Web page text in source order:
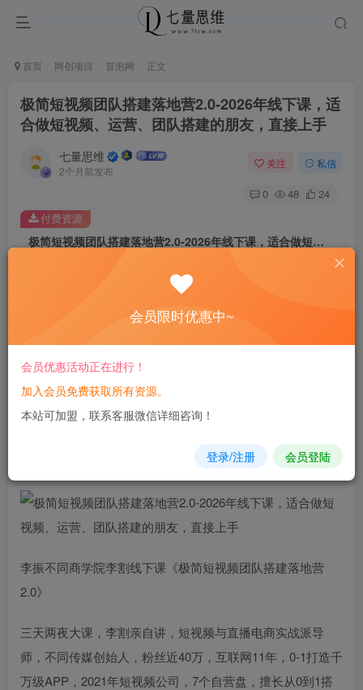
首页 网创项目 冒泡网 正文
极简短视频团队搭建落地营2.0-2026年线下课，适
合做短视频、运营、团队搭建的朋友，直接上手
七量思维
2个月前发布
关注 私信
0 48 24
极简短视频团队搭建落地营2.0-2026年线下课，适合做短视频、运营、团队搭建的朋友，直接上手
8.8
免费
您当前未登录！建议登陆后购买，可保存购买订单
付费资源
频、运营、团队搭建的朋友，直接上手
李振不同商学院李割线下课《极简短视频团队搭建落地营
2.0》
三天两夜大课，李割亲自讲，短视频与直播电商实战派导
师，不同传媒创始人，粉丝近40万，互联网11年，0-1打造千
万级APP，2021年短视频公司，7个自营盘，擅长从0到1搭
会员限时优惠中~
会员优惠活动正在进行！
加入会员免费获取所有资源。
本站可加盟，联系客服微信详细咨询！
登录/注册 会员登陆